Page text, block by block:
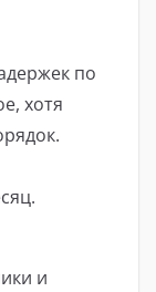
по
хотя
и